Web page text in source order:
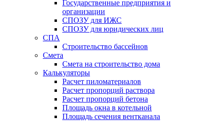
Государственные предприятия и
организации
СПОЗУ для ИЖС
СПОЗУ для юридических лиц
СПА
Строительство бассейнов
Смета
Смета на строительство дома
Калькуляторы
Расчет пиломатериалов
Расчет пропорций раствора
Расчет пропорций бетона
Площадь окна в котельной
Площадь сечения вентканала